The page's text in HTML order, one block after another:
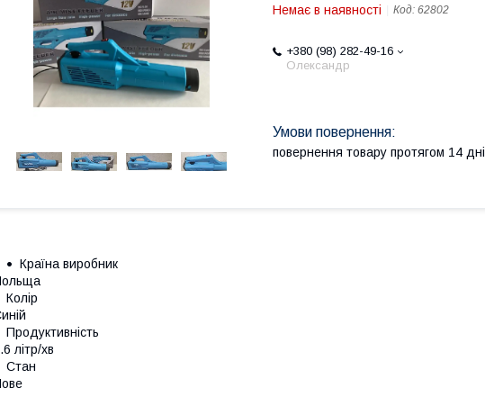
Немає в наявності Код: 62802
+380 (98) 282-49-16
Олександр
повернення товару протягом 14
Країна виробник
Колір
Продуктивність
літр/хв
Стан